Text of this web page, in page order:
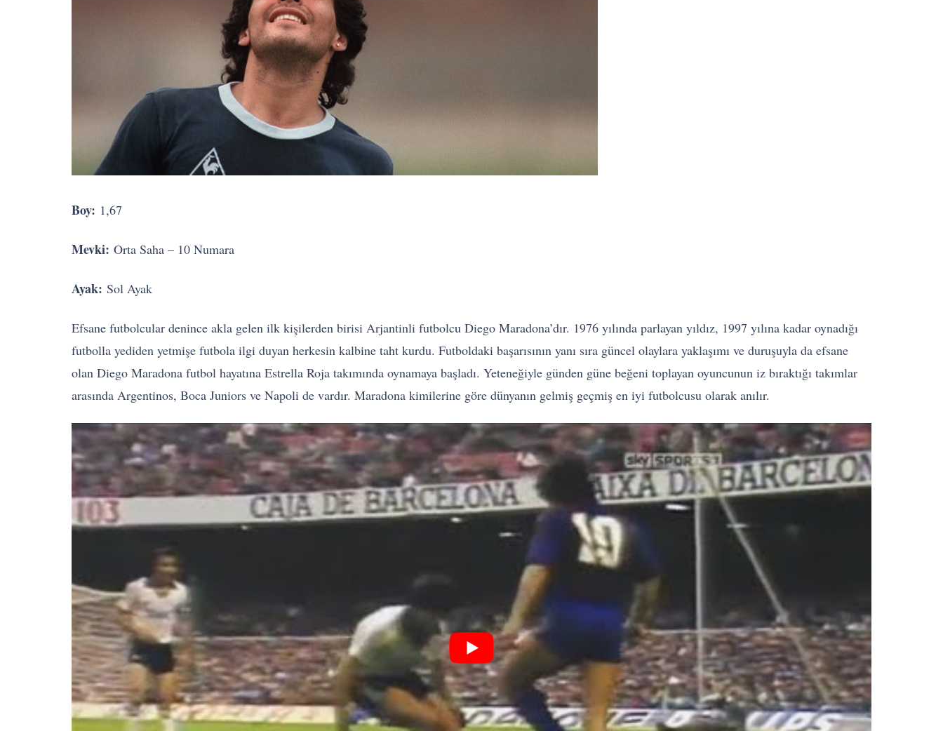
Boy: 1,67
Mevki: Orta Saha – 10 Numara
Ayak: Sol Ayak
Efsane futbolcular denince akla gelen ilk kişilerden birisi Arjantinli futbolcu Diego Maradona’dır. 1976 yılında parlayan yıldız, 1997 yılına kadar oynadığı
futbolla yediden yetmişe futbola ilgi duyan herkesin kalbine taht kurdu. Futboldaki başarısının yanı sıra güncel olaylara yaklaşımı ve duruşuyla da efsane
olan Diego Maradona futbol hayatına Estrella Roja takımında oynamaya başladı. Yeteneğiyle günden güne beğeni toplayan oyuncunun iz bıraktığı takımlar
arasında Argentinos, Boca Juniors ve Napoli de vardır. Maradona kimilerine göre dünyanın gelmiş geçmiş en iyi futbolcusu olarak anılır.